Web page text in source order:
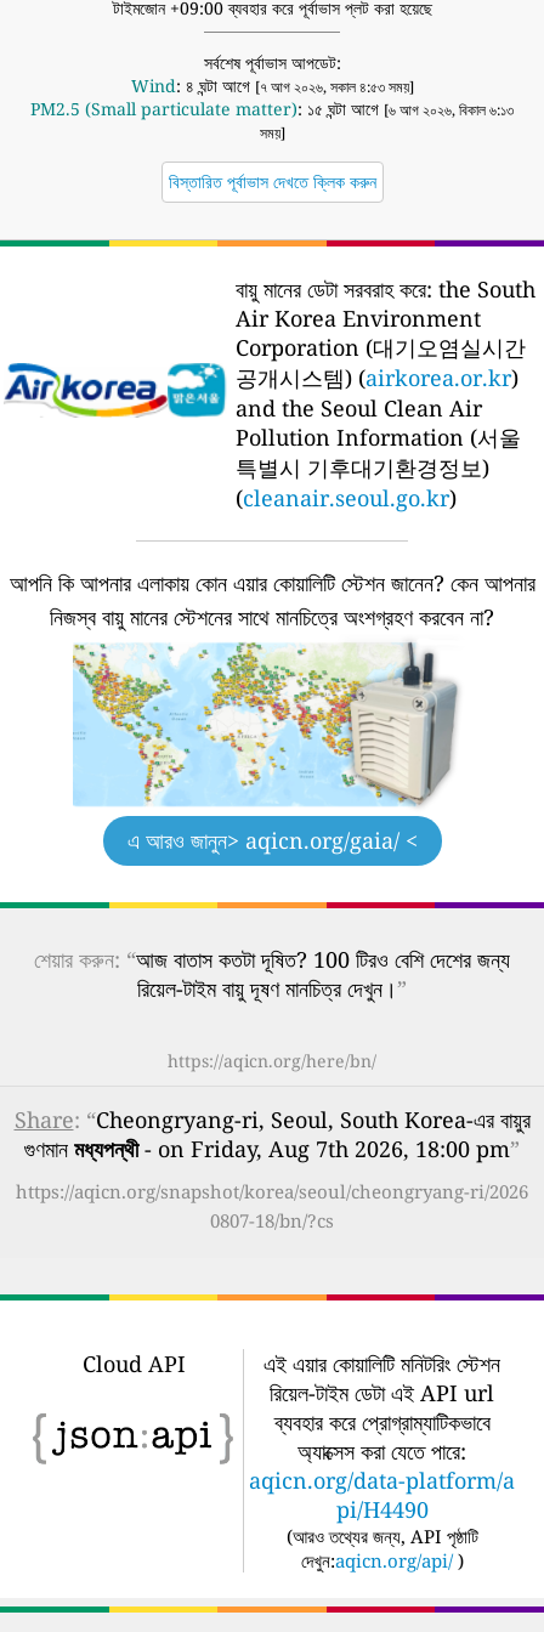
টাইমজোন +09:00 ব্যবহার করে পূর্বাভাস প্লট করা হয়েছে
সর্বশেষ পূর্বাভাস আপডেট:
Wind: ৪ ঘন্টা আগে [৭ আগ ২০২৬, সকাল ৪:৫৩ সময়]
PM2.5 (Small particulate matter): ১৫ ঘন্টা আগে [৬ আগ ২০২৬, বিকাল ৬:১৩
সময়]
বিস্তারিত পূর্বাভাস দেখতে ক্লিক করুন
বায়ু মানের ডেটা সরবরাহ করে: the South
Air Korea Environment
Corporation (대기오염실시간
공개시스템) (airkorea.or.kr)
and the Seoul Clean Air
Pollution Information (서울
특별시 기후대기환경정보)
(cleanair.seoul.go.kr)
আপনি কি আপনার এলাকায় কোন এয়ার কোয়ালিটি স্টেশন জানেন? কেন আপনার
নিজস্ব বায়ু মানের স্টেশনের সাথে মানচিত্রে অংশগ্রহণ করবেন না?
এ আরও জানুন> aqicn.org/gaia/ <
শেয়ার করুন: “আজ বাতাস কতটা দূষিত? 100 টিরও বেশি দেশের জন্য
রিয়েল-টাইম বায়ু দূষণ মানচিত্র দেখুন।”
https://aqicn.org/here/bn/
Share: “Cheongryang-ri, Seoul, South Korea-এর বায়ুর
গুণমান মধ্যপন্থী- on Friday, Aug 7th 2026, 18:00 pm”
https://aqicn.org/snapshot/korea/seoul/cheongryang-ri/2026
0807-18/bn/?cs
Cloud API
এই এয়ার কোয়ালিটি মনিটরিং স্টেশন
রিয়েল-টাইম ডেটা এই API url
ব্যবহার করে প্রোগ্রাম্যাটিকভাবে
অ্যাক্সেস করা যেতে পারে:
aqicn.org/data-platform/a
pi/H4490
(আরও তথ্যের জন্য, API পৃষ্ঠাটি
দেখুন:aqicn.org/api/ )